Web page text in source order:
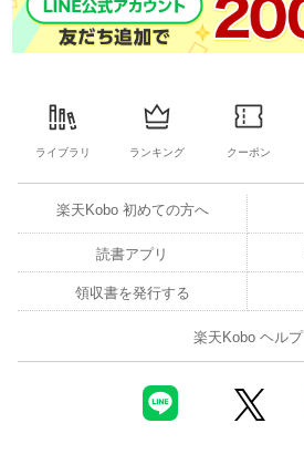
ライブラリ ランキング クーポン
楽天Kobo 初めての方へ
読書アプリ
領収書を発行する
楽天Kobo ヘルプ